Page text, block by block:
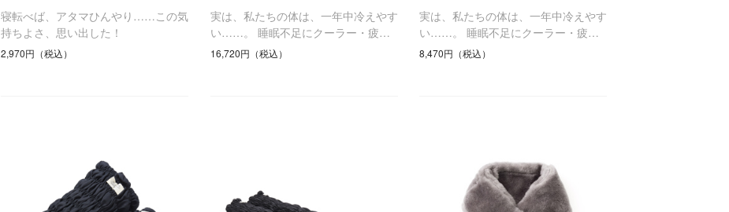
寝転べば、アタマひんやり……この気
持ちよさ、思い出した！
2,970円（税込）
実は、私たちの体は、一年中冷えやす
い……。 睡眠不足にクーラー・疲…
16,720円（税込）
実は、私たちの体は、一年中冷えやす
い……。 睡眠不足にクーラー・疲…
8,470円（税込）